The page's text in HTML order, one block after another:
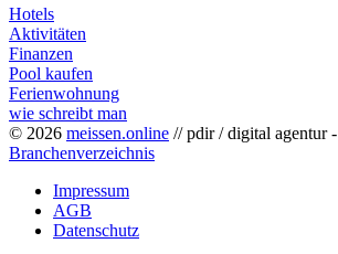
Hotels
Aktivitäten
Finanzen
Pool kaufen
Ferienwohnung
wie schreibt man
© 2026 meissen.online // pdir / digital agentur -
Branchenverzeichnis
Impressum
AGB
Datenschutz